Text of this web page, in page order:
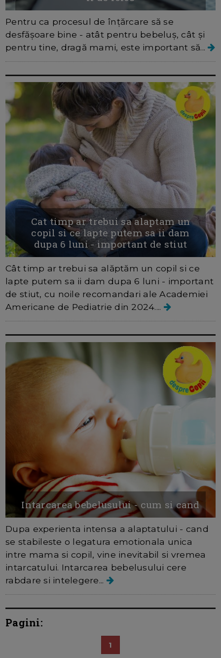
Pentru ca procesul de înțărcare să se
desfășoare bine - atât pentru bebeluș, cât și
pentru tine, dragă mami, este important să...
Cat timp ar trebui sa alaptam un
copil si ce lapte putem sa ii dam
dupa 6 luni - important de stiut
Cât timp ar trebui sa alăptăm un copil si ce
lapte putem sa ii dam dupa 6 luni - important
de stiut, cu noile recomandari ale Academiei
Americane de Pediatrie din 2024....
Intarcarea bebelusului - cum si cand
Dupa experienta intensa a alaptatului - cand
se stabileste o legatura emotionala unica
intre mama si copil, vine inevitabil si vremea
intarcatului. Intarcarea bebelusului cere
rabdare si intelegere...
Pagini:
1